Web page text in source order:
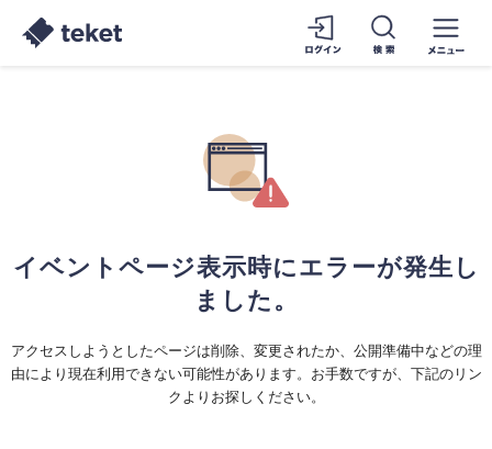
イベントページ表示時にエラーが発生し
ました。
アクセスしようとしたページは削除、変更されたか、公開準備中などの理
由により現在利用できない可能性があります。お手数ですが、下記のリン
クよりお探しください。